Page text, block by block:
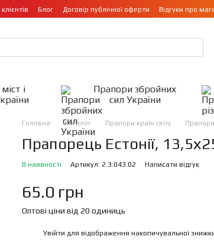
Блог Договір публічної оферти Відгуки про
і
Прапори збройних
сил України
Головна Каталог Прапори країн світу
Прапорець Естонії,
В наявності Артикул: 2.3.043.02 Написати відгук
65.0 грн
Оптові ціни від 20 одиниць
Увійти для відображення накопичувальної